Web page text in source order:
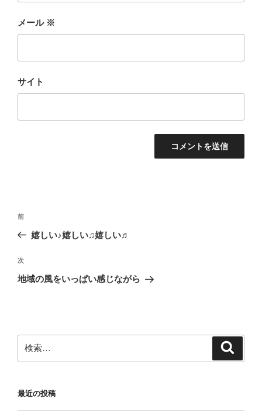
メール ※
サイト
投
ビ
ゲ
ン
前
の
稿
前
嬉しい♪嬉しい♫嬉しい♬
次
の
次
地域の風をいっぱい感じながら
索:
最近の投稿